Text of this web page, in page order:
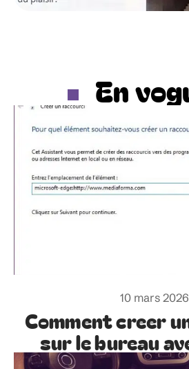
En
10 mars 2026
Comment creer
sur le bureau